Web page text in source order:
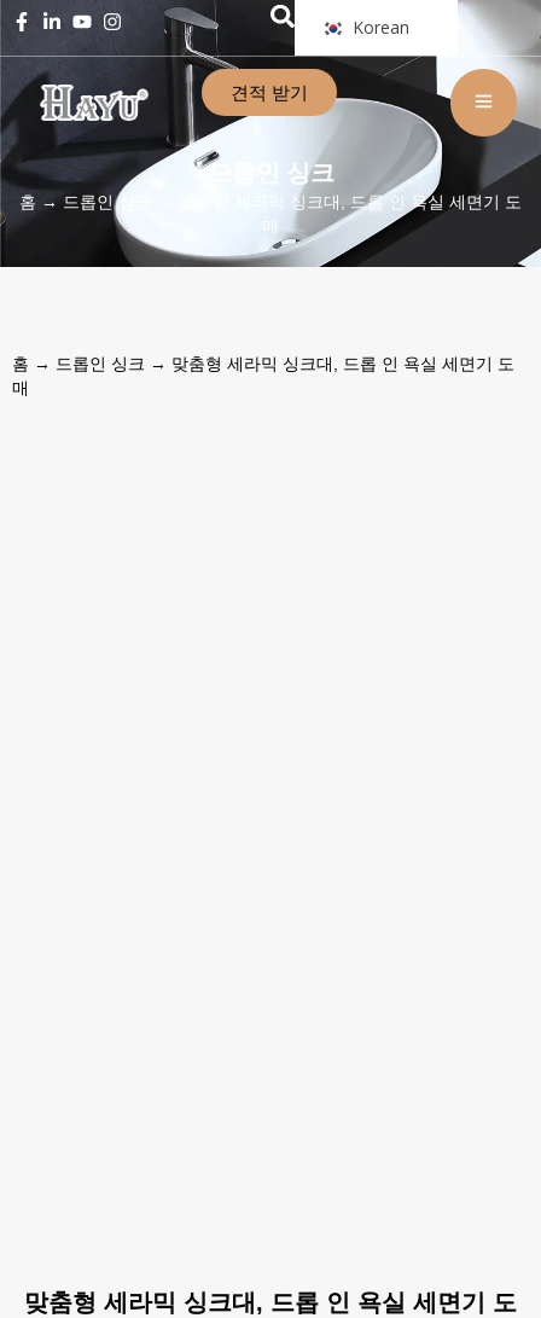
Korean
견적 받기
드롭인 싱크
홈 → 드롭인 싱크
→ 맞춤형 세라믹 싱크대, 드롭 인 욕실 세면기 도
매
홈 → 드롭인 싱크 → 맞춤형 세라믹 싱크대, 드롭 인 욕실 세면기 도
매
맞춤형 세라믹 싱크대, 드롭 인 욕실 세면기 도